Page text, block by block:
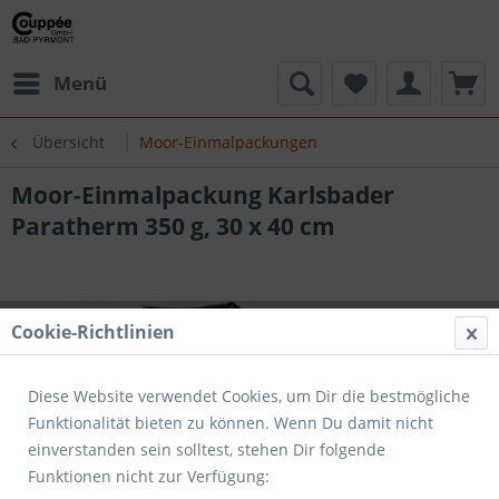
Menü
Übersicht Moor-Einmalpackungen
Moor-Einmalpackung Karlsbader
Paratherm 350 g, 30 x 40 cm
Cookie-Richtlinien
Diese Website verwendet Cookies, um Dir die bestmögliche
Funktionalität bieten zu können. Wenn Du damit nicht
einverstanden sein solltest, stehen Dir folgende
Funktionen nicht zur Verfügung: